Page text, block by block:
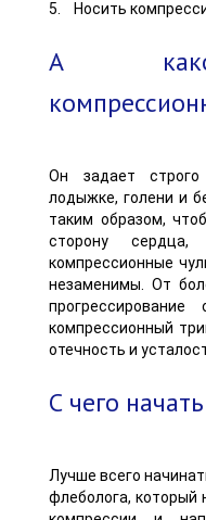
5. Носить
А
Он задает строго
лодыжке, голени и
таким образом,
сторону сердца,
компрессионные
незаменимы. От
компрессионный
отечность и
С чего
Лучше всего
флеболога, который